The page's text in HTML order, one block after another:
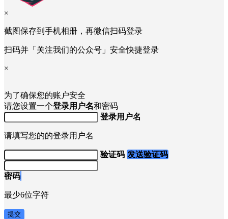
×
截图保存到手机相册，再微信扫码登录
扫码并「关注我们的公众号」安全快捷登录
×
为了确保您的账户安全
请您设置一个登录用户名和密码
登录用户名
请填写您的的登录用户名
验证码 发送验证码
密码
最少6位字符
提交